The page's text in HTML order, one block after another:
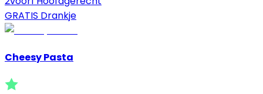
GRATIS Drankje
Cheesy Pasta